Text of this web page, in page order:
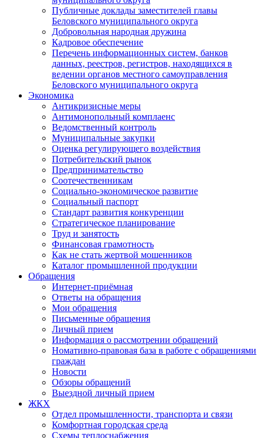
Публичные доклады заместителей главы
Беловского муниципального округа
Добровольная народная дружина
Кадровое обеспечение
Перечень информационных систем, банков
данных, реестров, регистров, находящихся в
ведении органов местного самоуправления
Беловского муниципального округа
Экономика
Антикризисные меры
Антимонопольный комплаенс
Ведомственный контроль
Муниципальные закупки
Оценка регулирующего воздействия
Потребительский рынок
Предпринимательство
Соотечественникам
Социально-экономическое развитие
Социальный паспорт
Стандарт развития конкуренции
Стратегическое планирование
Труд и занятость
Финансовая грамотность
Как не стать жертвой мошенников
Каталог промышленной продукции
Обращения
Интернет-приёмная
Ответы на обращения
Мои обращения
Письменные обращения
Личный прием
Информация о рассмотрении обращений
Номативно-правовая база в работе с обращениями
граждан
Новости
Обзоры обращений
Выездной личный прием
ЖКХ
Отдел промышленности, транспорта и связи
Комфортная городская среда
Схемы теплоснабжения